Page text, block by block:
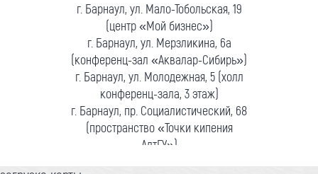
г. Барнаул, ул. Мало-Тобольская, 19
(центр «Мой бизнес»)
г. Барнаул, ул. Мерзликина, 6а
(конференц-зал «Аквалар-Сибирь»)
г. Барнаул, ул. Молодежная, 5 (холл
конференц-зала, 3 этаж)
г. Барнаул, пр. Социалистический, 68
(пространство «Точки кипения
АлтГУ»)